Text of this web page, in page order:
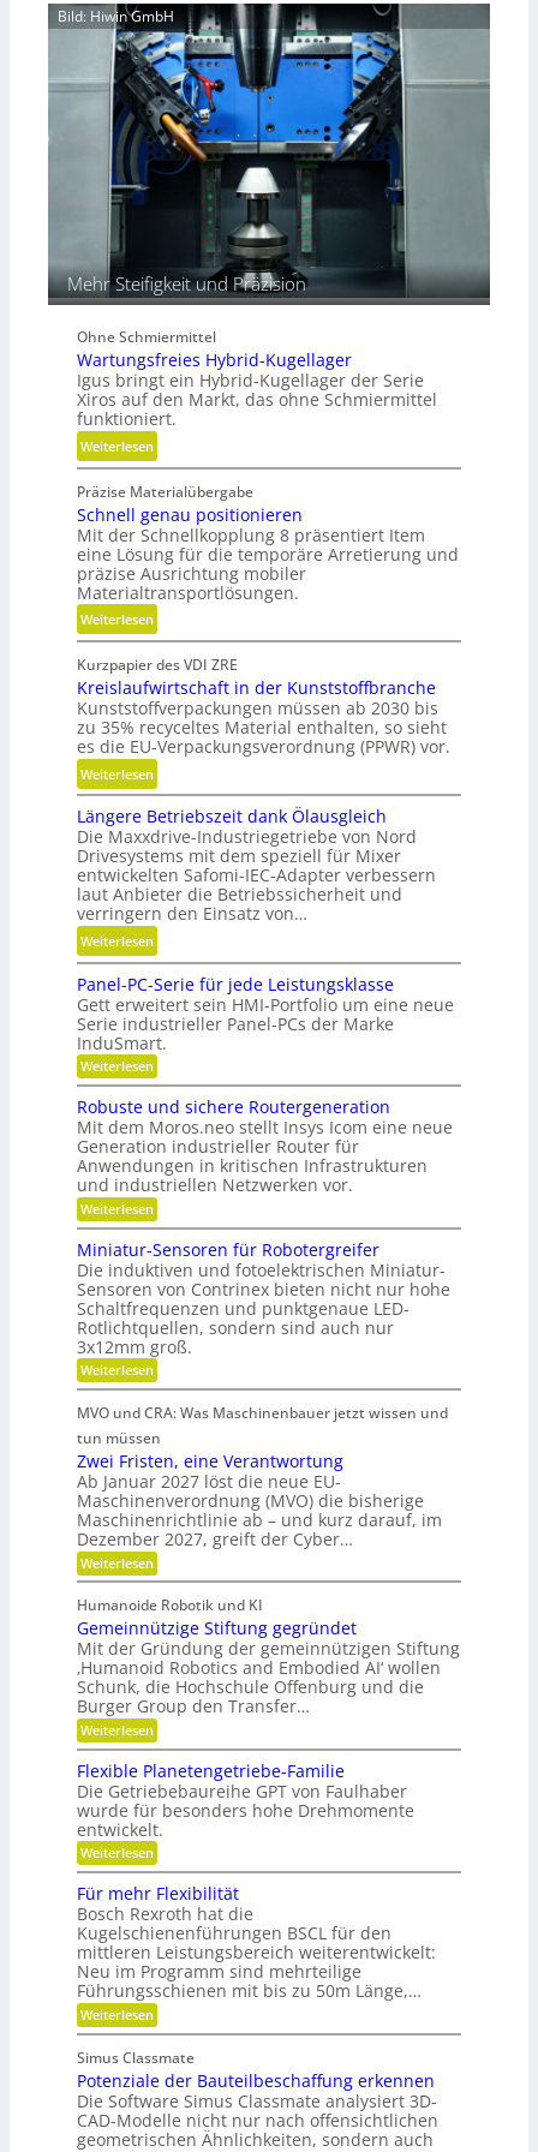
t
z
r
a
u
l
k
i
m
V
l
e
i
c
h
Bild: Hiwin GmbH
Mehr Steifigkeit und Präzision
Ohne Schmiermittel
Wartungsfreies Hybrid-Kugellager
Igus bringt ein Hybrid-Kugellager der Serie
Xiros auf den Markt, das ohne Schmiermittel
funktioniert.
Weiterlesen:
W
a
r
t
u
n
g
s
r
e
i
e
s
H
y
b
r
i
d
-
K
u
g
e
l
l
a
g
e
r
Präzise Materialübergabe
Schnell genau positionieren
Mit der Schnellkopplung 8 präsentiert Item
eine Lösung für die temporäre Arretierung und
präzise Ausrichtung mobiler
Materialtransportlösungen.
Weiterlesen:
S
c
h
n
e
l
l
g
e
n
a
u
p
o
s
i
t
i
o
n
e
r
e
n
Kurzpapier des VDI ZRE
Kreislaufwirtschaft in der Kunststoffbranche
Kunststoffverpackungen müssen ab 2030 bis
zu 35% recyceltes Material enthalten, so sieht
es die EU-Verpackungsverordnung (PPWR) vor.
Weiterlesen:
K
r
e
i
s
l
a
u
f
w
r
t
s
c
h
a
f
t
i
n
d
e
r
K
u
n
s
t
s
t
o
f
f
b
a
n
c
h
e
Längere Betriebszeit dank Ölausgleich
Die Maxxdrive-Industriegetriebe von Nord
Drivesystems mit dem speziell für Mixer
entwickelten Safomi-IEC-Adapter verbessern
laut Anbieter die Betriebssicherheit und
verringern den Einsatz von…
Weiterlesen:
L
ä
n
g
e
r
B
e
t
r
i
b
s
z
e
i
t
d
a
n
k
Ö
l
a
u
s
g
l
e
i
c
h
Panel-PC-Serie für jede Leistungsklasse
Gett erweitert sein HMI-Portfolio um eine neue
Serie industrieller Panel-PCs der Marke
InduSmart.
Weiterlesen:
P
n
e
l
-
P
C
-
S
e
r
f
ü
r
j
e
e
L
i
s
t
u
n
g
s
k
l
a
s
s
e
Robuste und sichere Routergeneration
Mit dem Moros.neo stellt Insys Icom eine neue
Generation industrieller Router für
Anwendungen in kritischen Infrastrukturen
und industriellen Netzwerken vor.
Weiterlesen:
R
o
b
u
s
t
e
u
n
d
s
i
h
e
r
R
o
u
t
e
g
e
n
e
r
a
t
i
o
n
Miniatur-Sensoren für Robotergreifer
Die induktiven und fotoelektrischen Miniatur-
Sensoren von Contrinex bieten nicht nur hohe
Schaltfrequenzen und punktgenaue LED-
Rotlichtquellen, sondern sind auch nur
3x12mm groß.
Weiterlesen:
M
n
i
t
u
r
-
S
e
n
s
o
r
e
n
f
ü
r
R
o
b
o
t
e
r
g
r
e
f
e
r
MVO und CRA: Was Maschinenbauer jetzt wissen und
tun müssen
Zwei Fristen, eine Verantwortung
Ab Januar 2027 löst die neue EU-
Maschinenverordnung (MVO) die bisherige
Maschinenrichtlinie ab – und kurz darauf, im
Dezember 2027, greift der Cyber…
Weiterlesen:
Z
e
i
F
r
i
s
t
e
n
,
e
i
n
e
V
e
a
n
t
w
o
r
t
u
n
Humanoide Robotik und KI
Gemeinnützige Stiftung gegründet
Mit der Gründung der gemeinnützigen Stiftung
‚Humanoid Robotics and Embodied AI‘ wollen
Schunk, die Hochschule Offenburg und die
Burger Group den Transfer…
Weiterlesen:
G
e
m
e
i
n
n
ü
z
i
g
e
S
t
i
f
t
n
g
g
e
g
Flexible Planetengetriebe-Familie
Die Getriebebaureihe GPT von Faulhaber
wurde für besonders hohe Drehmomente
entwickelt.
Weiterlesen:
F
e
x
i
b
l
e
P
l
a
n
t
e
n
g
Für mehr Flexibilität
Bosch Rexroth hat die
Kugelschienenführungen BSCL für den
mittleren Leistungsbereich weiterentwickelt:
Neu im Programm sind mehrteilige
Führungsschienen mit bis zu 50m Länge,…
Weiterlesen:
F
r
m
e
h
r
F
Simus Classmate
Potenziale der Bauteilbeschaffung erkennen
Die Software Simus Classmate analysiert 3D-
CAD-Modelle nicht nur nach offensichtlichen
geometrischen Ähnlichkeiten, sondern auch